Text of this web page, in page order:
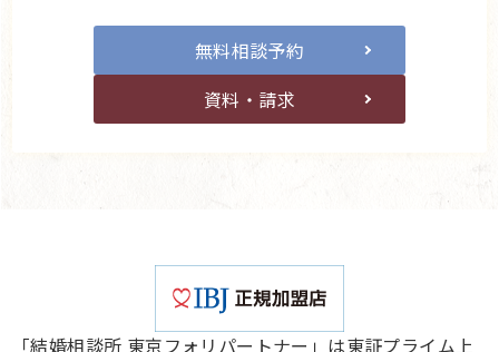
無料相談予約
資料・請求
「結婚相談所 東京フォリパートナー」は東証プライム上